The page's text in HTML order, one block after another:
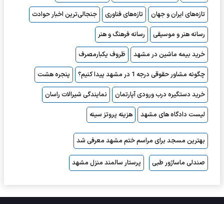
تازه‌های ایران و جهان
تازه‌های فناوری
جنجالی‌ترین اخبار حوادث
رسانه هنر و موسیقی
رسانه فرهنگ و هنر
خرید بیمه ماشین در مشهد
ظروف یکبارمصرف
چگونه مشاور حقوقی درجه 1 در مشهد پیدا کنیم؟
پنجره هشت
خرید دستگیره درب ورودی آپارتمان
نمایندگی شیرالات راسان
لیست دادگاه های مشهد
هزینه پروتز سینه
بهترین مسجد برای مراسم ختم مشهد معرفی شد
صندلی ماساژور طبی پرستار سالمند منزل مشهد